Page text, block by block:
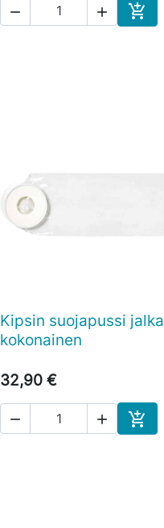
  
 Pikakatselu
Kipsin suojapussi
kokonainen
32,90 €
  